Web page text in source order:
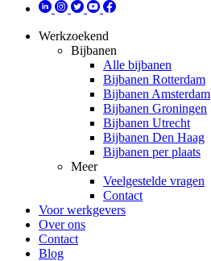
Werkzoekend
Bijbanen
Alle bijbanen
Bijbanen Rotterdam
Bijbanen Amsterdam
Bijbanen Groningen
Bijbanen Utrecht
Bijbanen Den Haag
Bijbanen per plaats
Meer
Veelgestelde vragen
Contact
Voor werkgevers
Over ons
Contact
Blog